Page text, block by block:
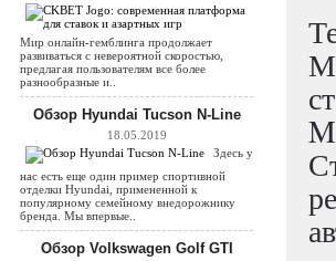
Мир онлайн-гемблинга продолжает
развиваться с невероятной скоростью,
предлагая пользователям все более
разнообразные и..
Обзор Hyundai Tucson N-Line
18.05.2019
Здесь у
нас есть еще один пример спортивной
отделки Hyundai, примененной к
популярному семейному внедорожнику
бренда. Мы впервые..
Обзор Volkswagen Golf GTI